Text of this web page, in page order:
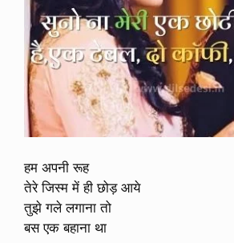
हम अपनी रूह
तेरे जिस्म में ही छोड़ आये
तुझे गले लगाना तो
बस एक बहाना था